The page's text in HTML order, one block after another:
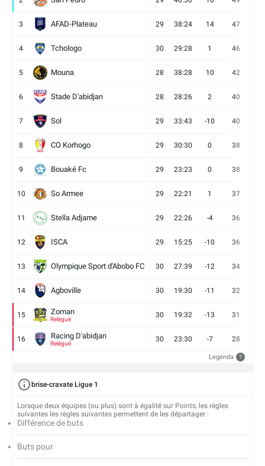
3 AFAD-Plateau 29 38:24 14 47
4 Tchologo 30 29:28 1 46
5 Mouna 28 38:28 10 42
6 Stade D'abidjan 28 28:26 2 40
7 Sol 29 33:43 -10 40
8 CO Korhogo 29 30:30 0 38
9 Bouaké Fc 29 23:23 0 38
10 So Armee 29 22:21 1 37
11 Stella Adjame 29 22:26 -4 36
12 ISCA 29 15:25 -10 36
13 Olympique Sport d'Abobo FC 30 27:39 -12 34
14 Agboville 30 19:30 -11 32
15 Zoman
Relégué
30 19:32 -13 31
16 Racing D'abidjan
Relégué
30 23:30 -7 28
Legenda ?
brise-cravate Ligue 1
Lorsque deux équipes (ou plus) sont à égalité sur Points, les règles
suivantes les règles suivantes permettent de les départager :
Différence de buts
Buts pour